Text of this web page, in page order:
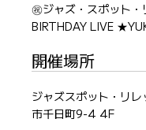
㊗ジャズ・スポット
BIRTHDAY LIVE
開催場所
ジャズスポット・リ
市千日町9-4 4F